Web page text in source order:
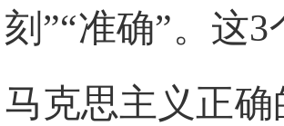
刻”“准确”。这
马克思主义正